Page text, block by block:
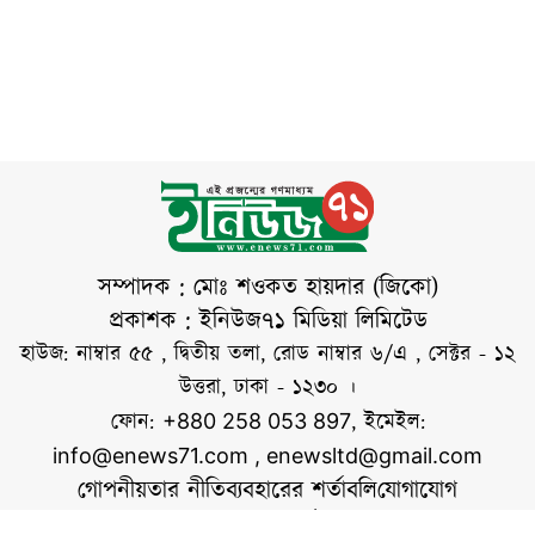
জুলাই) গভীর রাতে
আন্তশিক্ষা বোর্ড সমন্বয়
কমিটির সভাপতি
অধ্যাপক সৈয়দ
আক্তারুজ্জামানের
স্বাক্ষরিত এক জরুরি
বিজ্ঞপ্তিতে এ তথ্য
জানানো হয়। এতে বলা
সম্পাদক : মোঃ শওকত হায়দার (জিকো)
প্রকাশক : ইনিউজ৭১ মিডিয়া লিমিটেড
হাউজ: নাম্বার ৫৫ , দ্বিতীয় তলা, রোড নাম্বার ৬/এ , সেক্টর - ১২
উত্তরা, ঢাকা - ১২৩০ ।
ফোন: +880 258 053 897, ইমেইল:
info@enews71.com , enewsltd@gmail.com
গোপনীয়তার নীতিব্যবহারের শর্তাবলিযোগাযোগ